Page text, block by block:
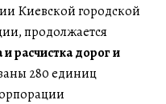
Киевской городской
продолжается
расчистка дорог и
280 единиц